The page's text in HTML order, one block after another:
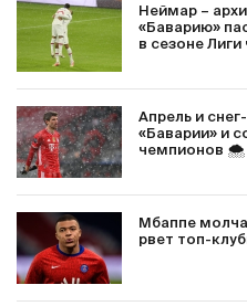
Неймар –
«Баварию»
в сезоне
Апрель и
«Баварии» и
чемпионов 🌨️
Мбаппе
рвет топ-